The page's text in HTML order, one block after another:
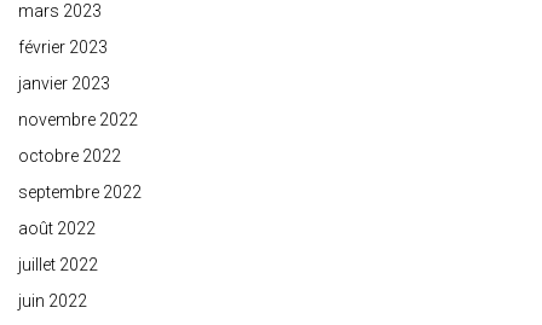
mars 2023
février 2023
janvier 2023
novembre 2022
octobre 2022
septembre 2022
août 2022
juillet 2022
juin 2022